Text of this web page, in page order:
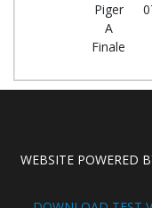
Piger
A
Finale
WEBSITE POWERED